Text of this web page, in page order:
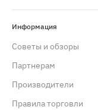
Информация
Советы и обзоры
Партнерам
Производители
Правила торговли